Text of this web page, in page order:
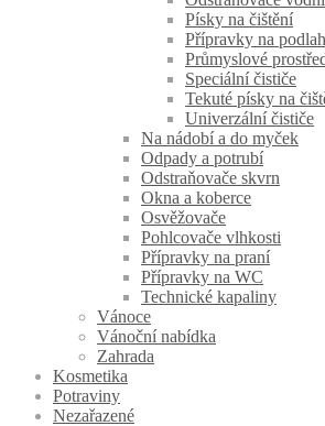
Písky na čištění
Přípravky na
Průmyslové
Speciální čističe
Tekuté písky na
Univerzální čističe
Na nádobí a do myček
Odpady a potrubí
Odstraňovače skvrn
Okna a koberce
Osvěžovače
Pohlcovače vlhkosti
Přípravky na praní
Přípravky na WC
Technické kapaliny
Vánoce
Vánoční nabídka
Zahrada
Kosmetika
Potraviny
Nezařazené